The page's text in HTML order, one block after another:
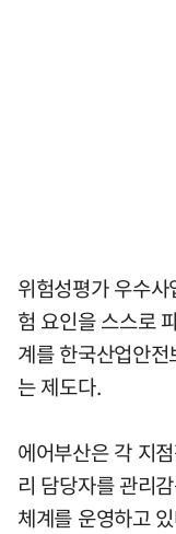
위험성평가 우수
험 요인을 스스로
계를 한국산업안
는 제도다.
에어부산은 각 지
리 담당자를 관리
체계를 운영하고